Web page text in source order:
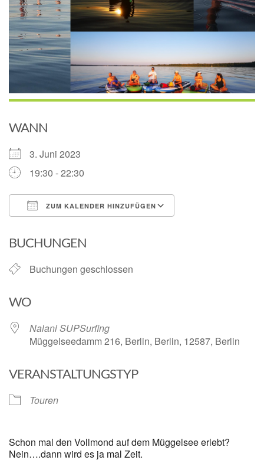
WANN
3. Juni 2023
19:30 - 22:30
ZUM KALENDER HINZUFÜGEN
BUCHUNGEN
Buchungen geschlossen
WO
Nalani SUPSurfing
Müggelseedamm 216, Berlin, Berlin, 12587, Berlin
VERANSTALTUNGSTYP
Touren
Schon mal den Vollmond auf dem Müggelsee erlebt?
Nein….dann wird es ja mal Zeit.